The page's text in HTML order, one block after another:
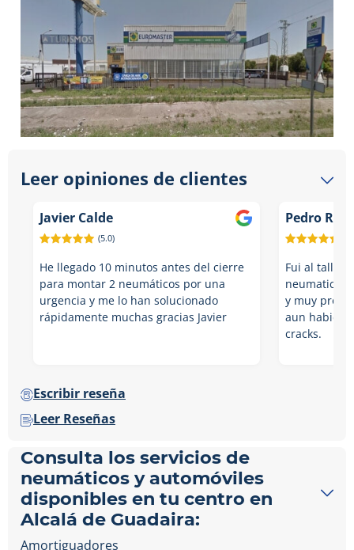
Leer opiniones de clientes
Javier Calde
(5.0)
He llegado 10 minutos antes del cierre
para montar 2 neumáticos por una
urgencia y me lo han solucionado
rápidamente muchas gracias Javier
Pedro
Fui al taller
neumaticos
y muy
aun
cracks.
Escribir reseña
Leer Reseñas
Consulta los servicios de
neumáticos y automóviles
disponibles en tu centro en
Alcalá de Guadaira:
Amortiguadores